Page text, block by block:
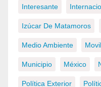
Interesante
Izúcar De Matamoros
Medio Ambiente
Municipio México
Política Exterior